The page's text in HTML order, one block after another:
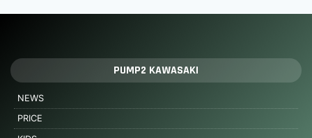
PUMP2 KAWASAKI
NEWS
PRICE